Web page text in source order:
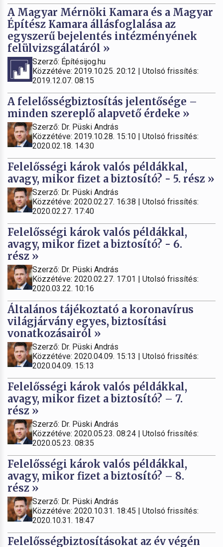
A Magyar Mérnöki Kamara és a Magyar
Építész Kamara állásfoglalása az
egyszerű bejelentés intézményének
felülvizsgálatáról »
Szerző: Építésijog.hu
Közzétéve: 2019.10.25. 20:12 | Utolsó frissítés:
2019.12.07. 08:15
A felelősségbiztosítás jelentősége –
minden szereplő alapvető érdeke »
Szerző: Dr. Püski András
Közzétéve: 2019.10.28. 15:10 | Utolsó frissítés:
2020.02.18. 14:30
Felelősségi károk valós példákkal,
avagy, mikor fizet a biztosító? - 5. rész »
Szerző: Dr. Püski András
Közzétéve: 2020.02.27. 16:38 | Utolsó frissítés:
2020.02.27. 17:40
Felelősségi károk valós példákkal,
avagy, mikor fizet a biztosító? - 6.
rész »
Szerző: Dr. Püski András
Közzétéve: 2020.02.27. 17:01 | Utolsó frissítés:
2020.03.22. 10:16
Általános tájékoztató a koronavírus
világjárvány egyes, biztosítási
vonatkozásairól »
Szerző: Dr. Püski András
Közzétéve: 2020.04.09. 15:13 | Utolsó frissítés:
2020.04.09. 15:13
Felelősségi károk valós példákkal,
avagy, mikor fizet a biztosító? – 7.
rész »
Szerző: Dr. Püski András
Közzétéve: 2020.05.23. 08:24 | Utolsó frissítés:
2020.05.23. 08:35
Felelősségi károk valós példákkal,
avagy, mikor fizet a biztosító? – 8.
rész »
Szerző: Dr. Püski András
Közzétéve: 2020.10.31. 18:45 | Utolsó frissítés:
2020.10.31. 18:47
Felelősségbiztosításokat az év végén